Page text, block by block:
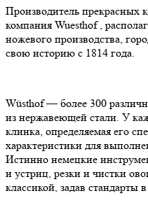
Производитель прекрасных
компания Wuesthof ,
ножевого производства,
свою историю с 1814 года.
Wüsthof — более 300
из нержавеющей стали. У
клинка, определяемая его
характеристики для
Истинно немецкие
и устриц, резки и чистки
классикой, задав стандарты